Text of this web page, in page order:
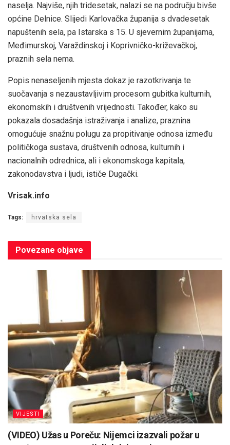
naselja. Najviše, njih tridesetak, nalazi se na području bivše
općine Delnice. Slijedi Karlovačka županija s dvadesetak
napuštenih sela, pa Istarska s 15. U sjevernim županijama,
Međimurskoj, Varaždinskoj i Koprivničko-križevačkoj,
praznih sela nema.
Popis nenaseljenih mjesta dokaz je razotkrivanja te
suočavanja s nezaustavljivim procesom gubitka kulturnih,
ekonomskih i društvenih vrijednosti. Također, kako su
pokazala dosadašnja istraživanja i analize, praznina
omogućuje snažnu polugu za propitivanje odnosa između
političkoga sustava, društvenih odnosa, kulturnih i
nacionalnih odrednica, ali i ekonomskoga kapitala,
zakonodavstva i ljudi, ističe Dugački.
Vrisak.info
Tags: hrvatska sela
Povezane objave
VIJESTI
(VIDEO) Užas u Poreču: Nijemci izazvali požar u